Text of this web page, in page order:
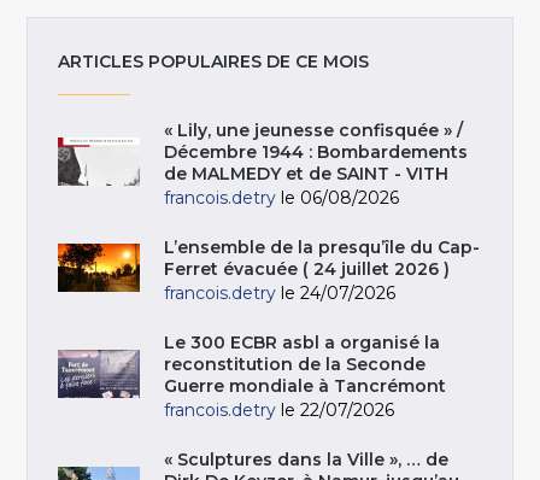
ARTICLES POPULAIRES DE CE MOIS
« Lily, une jeunesse confisquée » /
Décembre 1944 : Bombardements
de MALMEDY et de SAINT - VITH
francois.detry le 06/08/2026
L’ensemble de la presqu’île du Cap-
Ferret évacuée ( 24 juillet 2026 )
francois.detry le 24/07/2026
Le 300 ECBR asbl a organisé la
reconstitution de la Seconde
Guerre mondiale à Tancrémont
francois.detry le 22/07/2026
« Sculptures dans la Ville », … de